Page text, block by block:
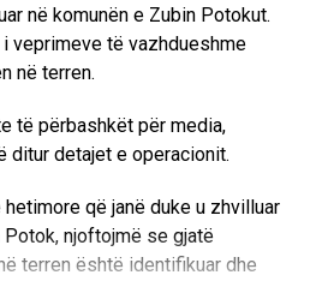
në komunën e Zubin Potokut.
veprimeve të vazhdueshme
në terren.
të përbashkët për media,
ditur detajet e operacionit.
që janë duke u zhvilluar
njoftojmë se gjatë
terren është identifikuar dhe